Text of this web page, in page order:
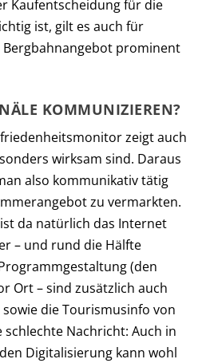
Kaufentscheidung für die
ist, gilt es auch für
prominent
KOMMUNIZIEREN?
zeigt auch
wirksam sind. Daraus
also kommunikativ tätig
zu vermarkten.
da natürlich das Internet
– und rund die Hälfte
(den
Ort – sind zusätzlich auch
die Tourismusinfo von
Nachricht: Auch in
Digitalisierung kann wohl